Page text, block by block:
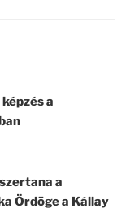
a
a
Ördöge a Kállay